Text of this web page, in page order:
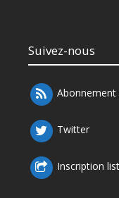
Suivez-nous
Abonnement
Twitter
Inscription